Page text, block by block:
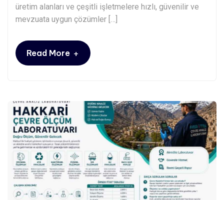
üretim alanları ve çeşitli işletmelere hızlı, güvenilir ve
mevzuata uygun çözümler […]
Read More +